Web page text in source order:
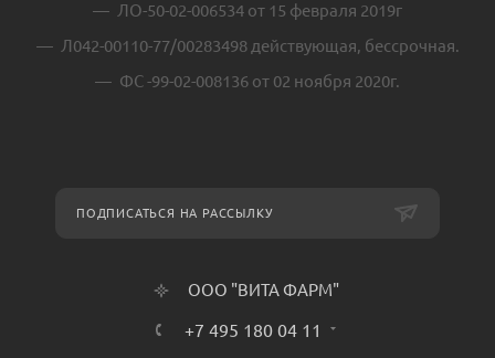
ЛО-50-02-006534 от 15 февраля 2019г
Л042-00110-77/00283498 действующая, бессрочная.
ФС -99-02-008136 от 02 ноября 2020г.
ПОДПИСАТЬСЯ НА РАССЫЛКУ
ООО "ВИТА ФАРМ"
+7 495 180 04 11